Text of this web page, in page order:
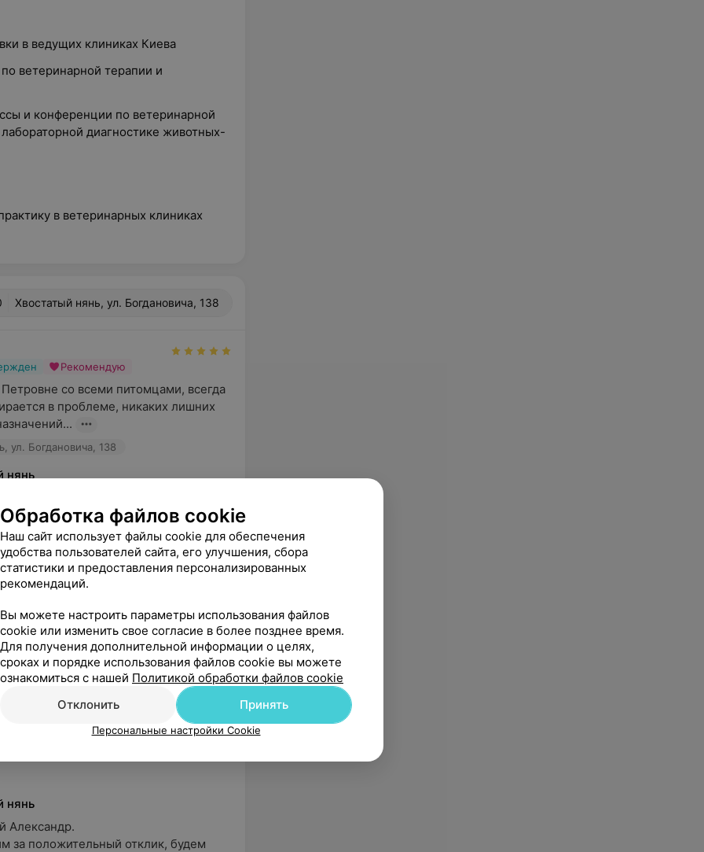
в ведущих клиниках Киева
ветеринарной терапии и
и конференции по ветеринарной
диагностике животных-
в ветеринарных клиниках
Хвостатый нянь, ул. Богдановича, 138
Рекомендую
со всеми питомцами, всегда
в проблеме, никаких лишних
ул. Богдановича, 138
нянь
Людмила.
за положительный отклик и тёплые
специалисте. Будем рады видеть
бы выразить огромную
всему коллективу "Ушастый нянь" -
ваше внимание,...
ул. Богдановича, 138
нянь
Александр.
за положительный отклик, будем
Обработка файлов cookie
Наш сайт использует файлы cookie для обеспечения
удобства пользователей сайта, его улучшения, сбора
статистики и предоставления персонализированных
рекомендаций.
Вы можете настроить параметры использования файлов
cookie или изменить свое согласие в более позднее время.
Для получения дополнительной информации о целях,
сроках и порядке использования файлов cookie вы можете
ознакомиться с нашей Политикой обработки файлов cookie
Отклонить
Принять
Персональные настройки Cookie